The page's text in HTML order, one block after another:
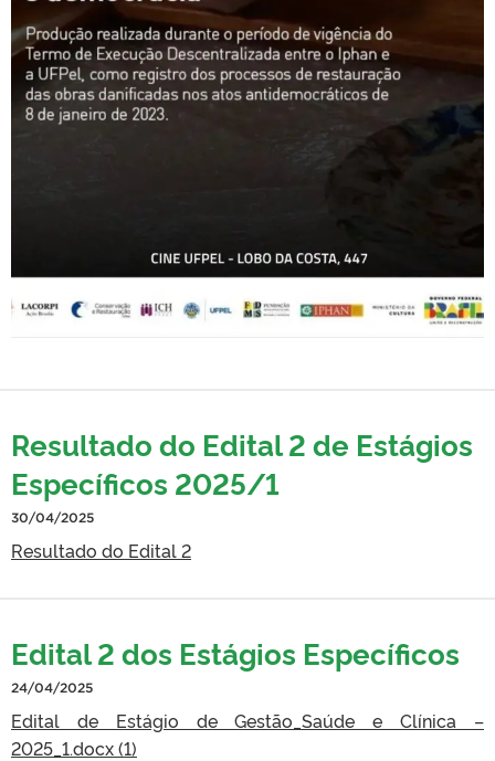
Resultado do Edital 2 de Estágios
Específicos 2025/1
30/04/2025
Resultado do Edital 2
Edital 2 dos Estágios Específicos
24/04/2025
Edital de Estágio de Gestão_Saúde e Clínica –
2025_1.docx (1)